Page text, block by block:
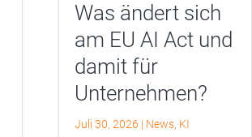
Was ändert sich
am EU AI Act und
damit für
Unternehmen?
Juli 30, 2026 | News, KI